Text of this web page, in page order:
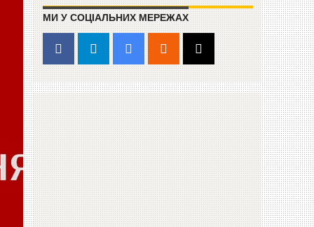
МИ У СОЦІАЛЬНИХ МЕРЕЖАХ